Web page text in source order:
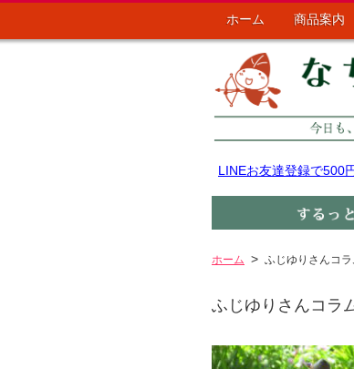
ホーム 商品案内
LINEお友達登録で500
ホーム ふじゆりさんコラ
ふじゆりさんコラ